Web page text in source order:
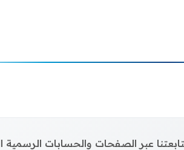
عبر الصفحات والحسابات الرسمية